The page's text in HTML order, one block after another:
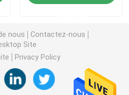
de production
d'extrudeuse de feuille
nous
Contactez-nous
Site
Privacy Policy